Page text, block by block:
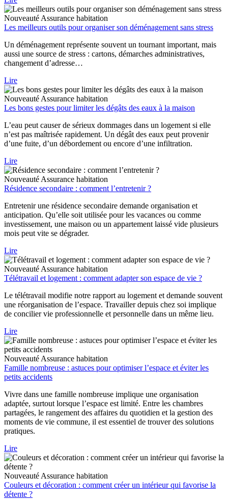
Nouveauté Assurance habitation
Les meilleurs outils pour organiser son déménagement sans stress
Un déménagement représente souvent un tournant important, mais
aussi une source de stress : cartons, démarches administratives,
changement d’adresse…
Lire
Nouveauté Assurance habitation
Les bons gestes pour limiter les dégâts des eaux à la maison
L’eau peut causer de sérieux dommages dans un logement si elle
n’est pas maîtrisée rapidement. Un dégât des eaux peut provenir
d’une fuite, d’un débordement ou encore d’une infiltration.
Lire
Nouveauté Assurance habitation
Résidence secondaire : comment l’entretenir ?
Entretenir une résidence secondaire demande organisation et
anticipation. Qu’elle soit utilisée pour les vacances ou comme
investissement, une maison ou un appartement laissé vide plusieurs
mois peut vite se dégrader.
Lire
Nouveauté Assurance habitation
Télétravail et logement : comment adapter son espace de vie ?
Le télétravail modifie notre rapport au logement et demande souvent
une réorganisation de l’espace. Travailler depuis chez soi implique
de concilier vie professionnelle et personnelle dans un même lieu.
Lire
Nouveauté Assurance habitation
Famille nombreuse : astuces pour optimiser l’espace et éviter les
petits accidents
Vivre dans une famille nombreuse implique une organisation
adaptée, surtout lorsque l’espace est limité. Entre les chambres
partagées, le rangement des affaires du quotidien et la gestion des
moments de vie commune, il est essentiel de trouver des solutions
pratiques.
Lire
Nouveauté Assurance habitation
Couleurs et décoration : comment créer un intérieur qui favorise la
détente ?